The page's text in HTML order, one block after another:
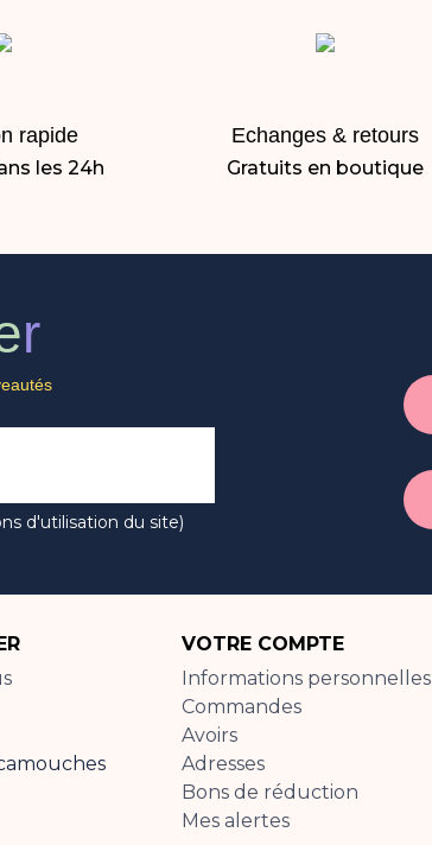
rapide
les 24h
Echanges & retours
Gratuits en boutique
r
d'utilisation du site)
VOTRE COMPTE
Informations personnelles
Commandes
Avoirs
Adresses
Bons de réduction
Mes alertes